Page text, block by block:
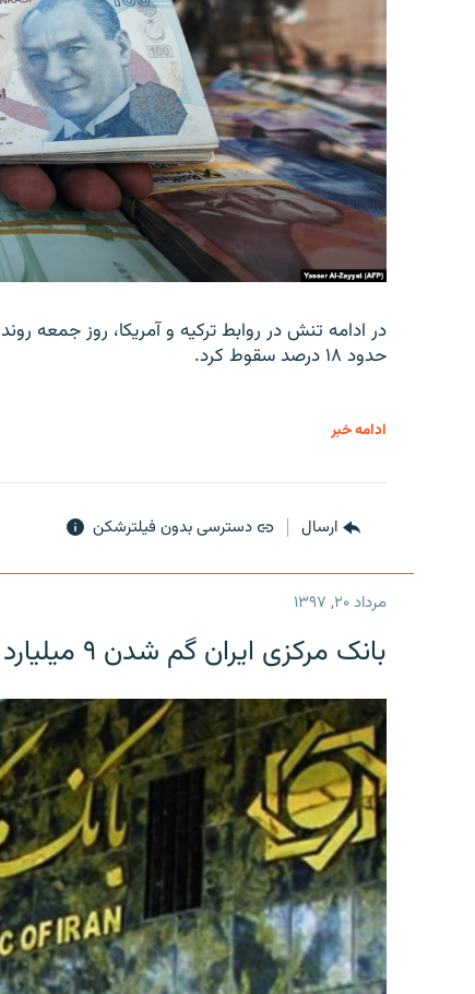
در ادامه تنش در روابط ترکیه و آمریکا، روز جمعه
حدود ۱۸ درصد سقوط کرد.
ادامه خبر
ارسال دسترسی بدون فیلترشکن
مرداد ۲۰, ۱۳۹۷
بانک مرکزی ایران گم شدن ۹ میلیارد دلار را تکذیب کرد